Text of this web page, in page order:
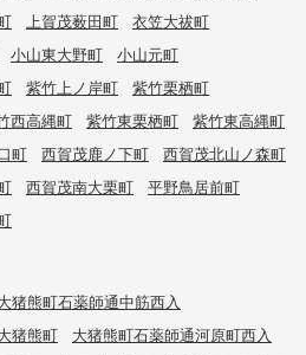
上賀茂薮田町
衣笠大祓町
小山東大野町
小山元町
紫竹上ノ岸町
紫竹栗栖町
西高縄町 紫竹東栗栖町
紫竹東高縄町
町 西賀茂鹿ノ下町
西賀茂北山ノ森町
西賀茂南大栗町
平野鳥居前町
猪熊町石薬師通中筋西入
猪熊町
大猪熊町石薬師通河原町西入